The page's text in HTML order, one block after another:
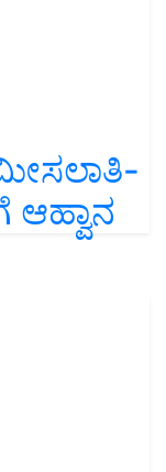
ಆಹ್ವಾನ